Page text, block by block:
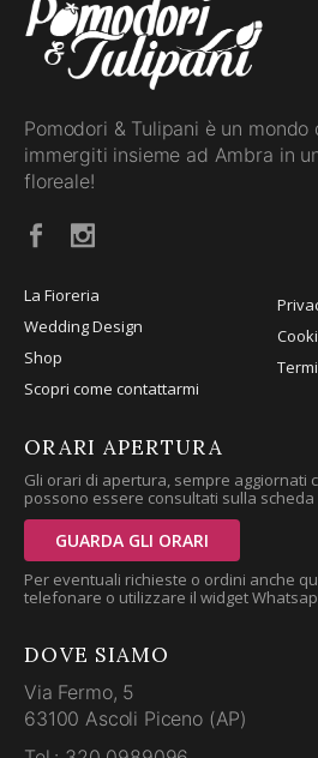
Pomodori & Tulipani è un
immergiti insieme ad Ambra in
floreale!
La Fioreria
Wedding Design
Shop
Scopri come contattarmi
ORARI APERTURA
Gli orari di apertura, sempre aggiornati
possono essere consultati sulla
GUARDA GLI ORARI
Per eventuali richieste o ordini anche
telefonare o utilizzare il widget
DOVE SIAMO
Via Fermo, 5
63100 Ascoli Piceno (AP)